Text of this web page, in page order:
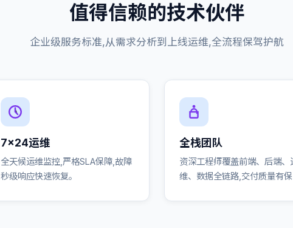
值得信赖的技术伙伴
企业级服务标准,从需求分析到上线运维,全流程保驾护航
7×24运维
全天候运维监控,严格SLA保障,故障
秒级响应快速恢复。
全栈团队
资深工程师覆盖前端、后端、
维、数据全链路,交付质量有